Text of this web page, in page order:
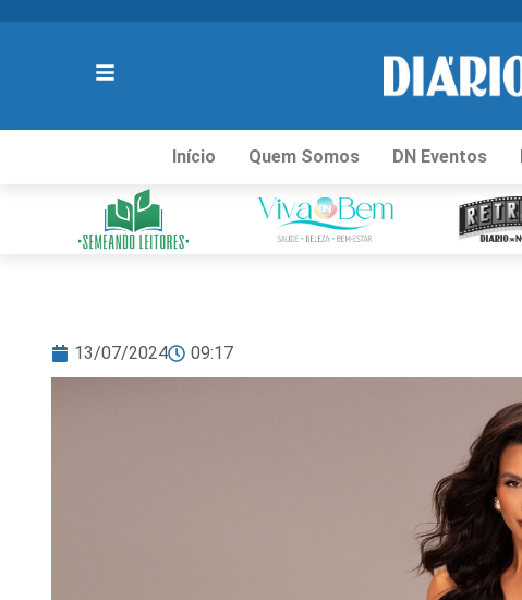
Início Quem Somos DN Eventos
13/07/2024 09:17